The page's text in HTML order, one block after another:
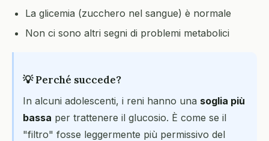
La glicemia (zucchero nel sangue) è normale
Non ci sono altri segni di problemi metabolici
💡 Perché succede?
In alcuni adolescenti, i reni hanno una soglia più
bassa per trattenere il glucosio. È come se il
"filtro" fosse leggermente più permissivo del